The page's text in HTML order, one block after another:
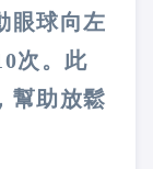
眼球向左
次。此
幫助放鬆